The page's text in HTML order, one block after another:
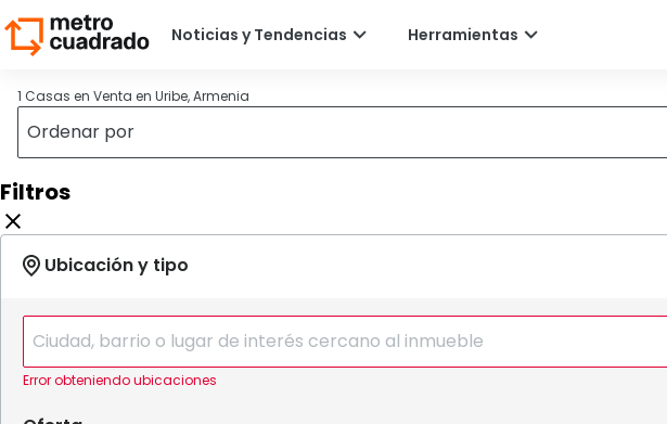
1 Casas en Venta en Uribe, Armenia
Filtros
Error obteniendo ubicaciones